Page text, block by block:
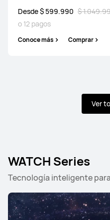
Desde $ 599.990 $
o 12 pagos
Conoce más Comprar
Ver
WATCH Series
Tecnología inteligente